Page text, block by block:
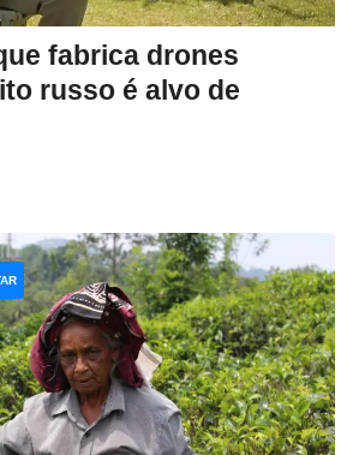
fabrica drones
russo é alvo de